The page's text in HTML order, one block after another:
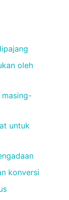
oleh
masing-
untuk
konversi